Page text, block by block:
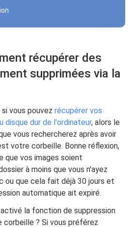
récupérer des
supprimées via la
si vous pouvezrécupérer vos
disque dur de l'ordinateur, alors le
vous rechercherez après avoir
votre corbeille. Bonne réflexion,
que vos images soient
à moins que vous n'ayez
ou que cela fait déjà 30 jours et
automatique ait expiré.
la fonction de suppression
? Si vous préférez